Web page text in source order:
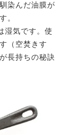
染んだ油膜が
。
湿気です。使
（空焚きす
長持ちの秘訣